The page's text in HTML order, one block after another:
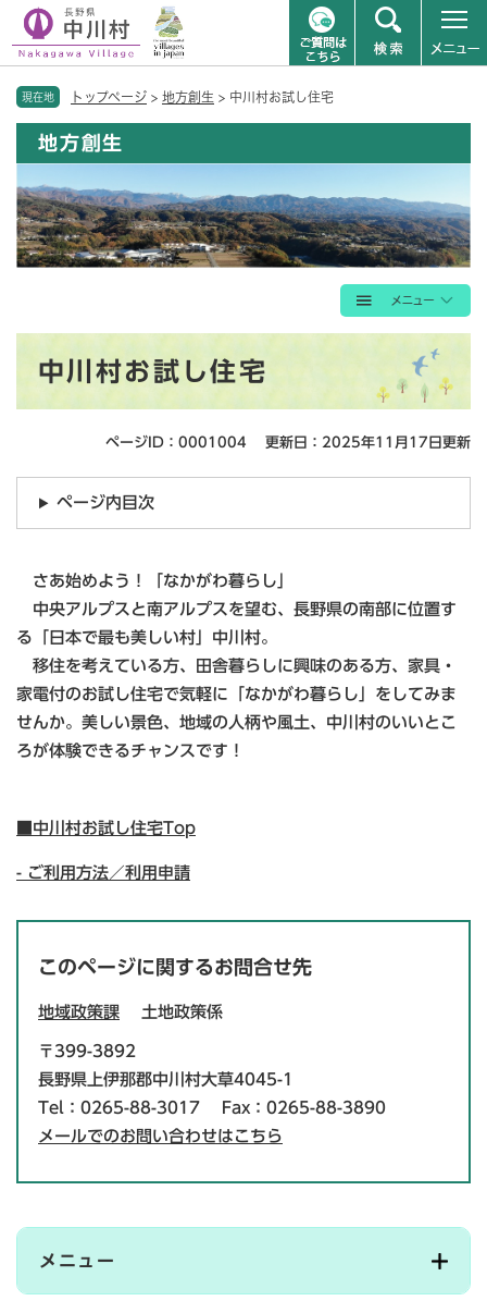
現在地 トップページ > 地方創生 > 中川村お試し住宅
地方創生
中川村お試し住宅
ページID：0001004 更新日：2025年11月17日更新
ページ内目次
さあ始めよう！「なかがわ暮らし」
中央アルプスと南アルプスを望む、長野県の南部に位置す
る「日本で最も美しい村」中川村。
移住を考えている方、田舎暮らしに興味のある方、家具・
家電付のお試し住宅で気軽に「なかがわ暮らし」をしてみま
せんか。美しい景色、地域の人柄や風土、中川村のいいとこ
ろが体験できるチャンスです！
■中川村お試し住宅Top
- ご利用方法／利用申請
このページに関するお問合せ先
地域政策課 土地政策係
〒399-3892
長野県上伊那郡中川村大草4045-1
Tel：0265-88-3017
Fax：0265-88-3890
メールでのお問い合わせはこちら
メニュー